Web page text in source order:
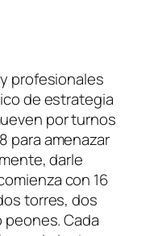
profesionales
de estrategia
por turnos
para amenazar
darle
con 16
torres, dos
Cada